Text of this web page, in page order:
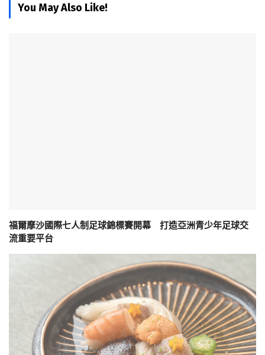
You May Also Like!
福爾摩沙國際七人制足球錦標賽開幕 打造亞洲青少年足球交
流重要平台